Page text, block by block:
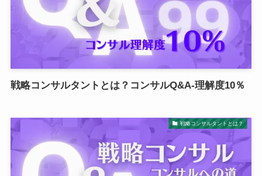
戦略コンサルタントとは？コンサルQ&A-理解度10％
戦略コンサルタントとは？